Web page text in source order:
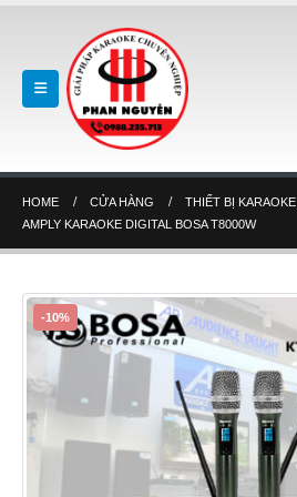
HOME CỬA HÀNG THIẾT BỊ KARAOKE
AMPLY KARAOKE DIGITAL BOSA T8000W
-10%